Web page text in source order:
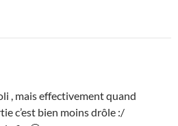
, mais effectivement quand
c’est bien moins drôle :/